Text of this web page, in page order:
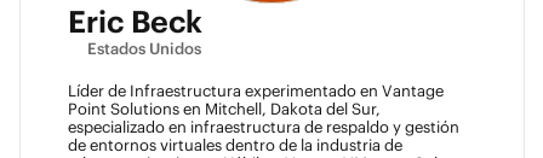
Eric Beck
Estados Unidos
Líder de Infraestructura experimentado en Vantage
Point Solutions en Mitchell, Dakota del Sur,
especializado en infraestructura de respaldo y gestión
de entornos virtuales dentro de la industria de